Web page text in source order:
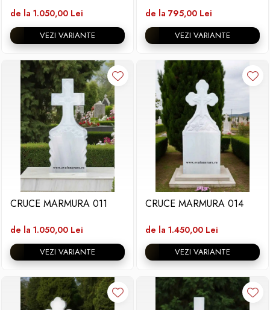
de la 1.050,00 Lei
VEZI VARIANTE
de la 795,00 Lei
VEZI VARIANTE
CRUCE MARMURA 011
de la 1.050,00 Lei
VEZI VARIANTE
CRUCE MARMURA 014
de la 1.450,00 Lei
VEZI VARIANTE